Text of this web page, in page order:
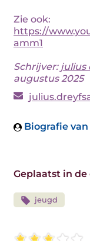
Zie ook:
https://
amm1
Schrijver: julius
augustus 2025
Biografie
Geplaatst in
jeugd